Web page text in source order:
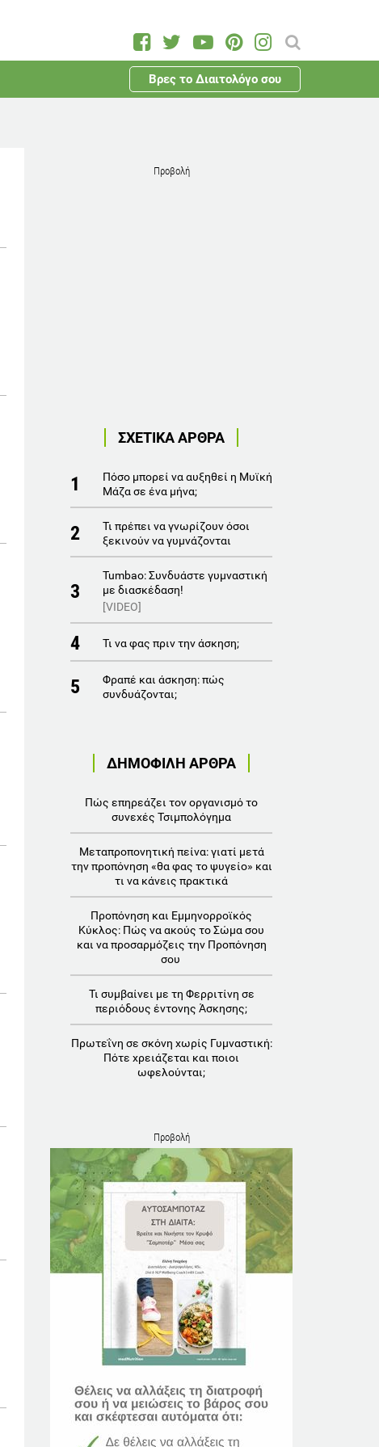
Βρες το Διαιτολόγο σου
Προβολή
ΣΧΕΤΙΚΑ ΑΡΘΡΑ
1
Πόσο μπορεί να αυξηθεί η Μυϊκή
Μάζα σε ένα μήνα;
2
Τι πρέπει να γνωρίζουν όσοι
ξεκινούν να γυμνάζονται
3
Tumbao: Συνδυάστε γυμναστική
με διασκέδαση!
[VIDEO]
4 Τι να φας πριν την άσκηση;
5
Φραπέ και άσκηση: πώς
συνδυάζονται;
ΔΗΜΟΦΙΛΗ ΑΡΘΡΑ
Πώς επηρεάζει τον οργανισμό το
συνεχές Τσιμπολόγημα
Μεταπροπονητική πείνα: γιατί μετά
την προπόνηση «θα φας το ψυγείο» και
τι να κάνεις πρακτικά
Προπόνηση και Εμμηνορροϊκός
Κύκλος: Πώς να ακούς το Σώμα σου
και να προσαρμόζεις την Προπόνηση
σου
Τι συμβαίνει με τη Φερριτίνη σε
περιόδους έντονης Άσκησης;
Πρωτεΐνη σε σκόνη χωρίς Γυμναστική:
Πότε χρειάζεται και ποιοι
ωφελούνται;
Προβολή